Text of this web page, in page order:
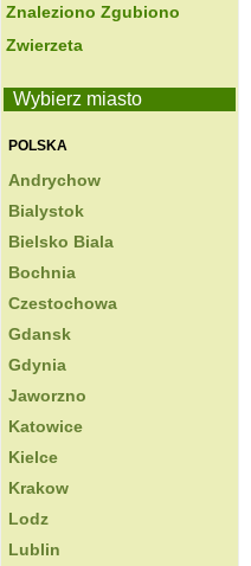
Znaleziono Zgubiono
Zwierzeta
Wybierz miasto
POLSKA
Andrychow
Bialystok
Bielsko Biala
Bochnia
Czestochowa
Gdansk
Gdynia
Jaworzno
Katowice
Kielce
Krakow
Lodz
Lublin